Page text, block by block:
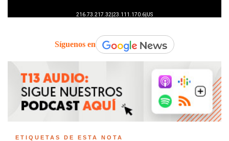
Síguenos en
ETIQUETAS DE ESTA NOTA